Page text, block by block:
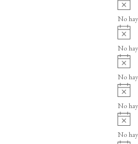
o
v
i
o
No
A
v
i
o
No
A
v
i
o
No
A
v
i
o
No
v
i
No